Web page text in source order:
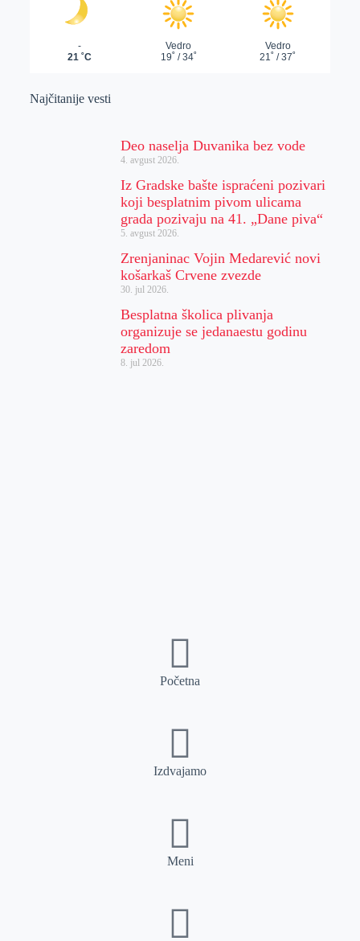
Najčitanije vesti
Deo naselja Duvanika bez vode
4. avgust 2026.
Iz Gradske bašte ispraćeni pozivari
koji besplatnim pivom ulicama
grada pozivaju na 41. „Dane piva“
5. avgust 2026.
Zrenjaninac Vojin Medarević novi
košarkaš Crvene zvezde
30. jul 2026.
Besplatna školica plivanja
organizuje se jedanaestu godinu
zaredom
8. jul 2026.
Početna
Izdvajamo
Meni